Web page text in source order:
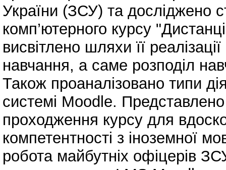
України (ЗСУ) та досліджено
комп’ютерного курсу
висвітлено шляхи її
навчання, а саме розподіл
Також проаналізовано типи
системі Moodle.
проходження курсу для
компетентності з іноземної
робота майбутніх офіцерів